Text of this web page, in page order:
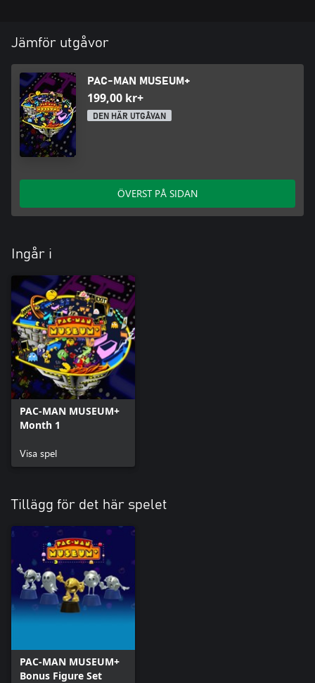
Jämför utgåvor
PAC-MAN MUSEUM+
199,00 kr+
DEN HÄR UTGÅVAN
ÖVERST PÅ SIDAN
Ingår i
PAC-MAN MUSEUM+
Month 1
Visa spel
Tillägg för det här spelet
PAC-MAN MUSEUM+
Bonus Figure Set